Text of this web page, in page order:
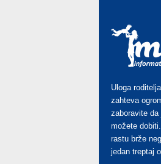
Uloga
zahteva
zaboravite
možete
rastu brže
jedan treptaj